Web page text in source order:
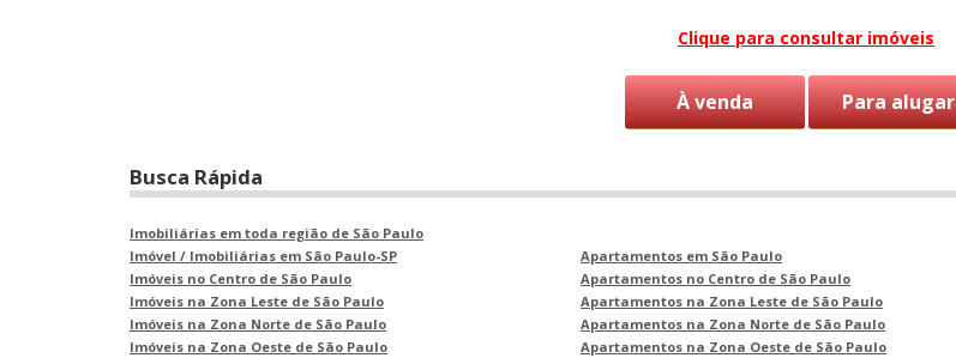
Clique para consultar imóveis
À venda Para alugar
Busca Rápida
Imobiliárias em toda região de São Paulo
Imóvel / Imobiliárias em São Paulo-SP
Imóveis no Centro de São Paulo
Imóveis na Zona Leste de São Paulo
Imóveis na Zona Norte de São Paulo
Imóveis na Zona Oeste de São Paulo
Apartamentos em São Paulo
Apartamentos no Centro de São Paulo
Apartamentos na Zona Leste de São Paulo
Apartamentos na Zona Norte de São Paulo
Apartamentos na Zona Oeste de São Paulo